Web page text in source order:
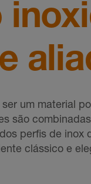
um material
são
perfis de
clássico e